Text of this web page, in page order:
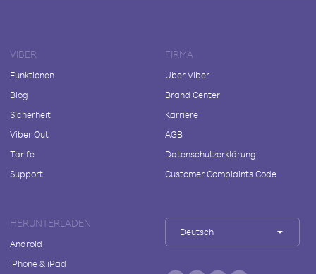
VIBER
Funktionen
Blog
Sicherheit
Viber Out
Tarife
Support
FIRMA
Über Viber
Brand Center
Karriere
AGB
Datenschutzerklärung
Customer Complaints Code
HERUNTERLADEN
Android
iPhone & iPad
Deutsch